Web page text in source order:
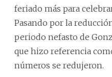
feriado más para
Pasando por la
periodo nefasto de
que hizo referencia
números se redujeron.